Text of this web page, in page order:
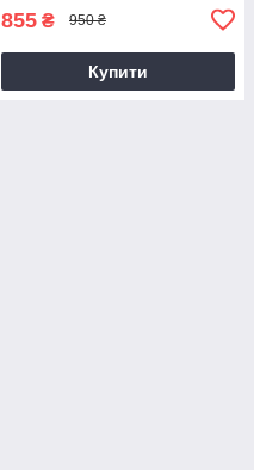
855 ₴ 950 ₴
Купити